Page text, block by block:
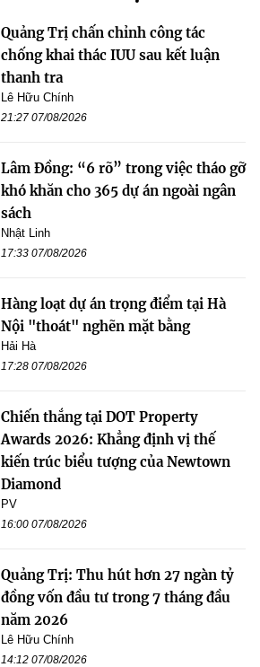
Quảng Trị chấn chỉnh công tác
chống khai thác IUU sau kết luận
thanh tra
Lê Hữu Chính
21:27 07/08/2026
Lâm Đồng: “6 rõ” trong việc tháo gỡ
khó khăn cho 365 dự án ngoài ngân
sách
Nhật Linh
17:33 07/08/2026
Hàng loạt dự án trọng điểm tại Hà
Nội "thoát" nghẽn mặt bằng
Hải Hà
17:28 07/08/2026
Chiến thắng tại DOT Property
Awards 2026: Khẳng định vị thế
kiến trúc biểu tượng của Newtown
Diamond
PV
16:00 07/08/2026
Quảng Trị: Thu hút hơn 27 ngàn tỷ
đồng vốn đầu tư trong 7 tháng đầu
năm 2026
Lê Hữu Chính
14:12 07/08/2026